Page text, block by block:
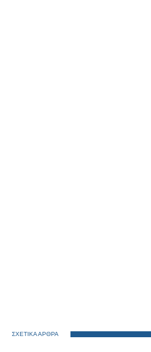
ΣΧΕΤΙΚΑ ΑΡΘΡΑ